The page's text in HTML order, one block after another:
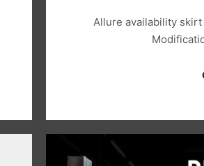
Allure availability